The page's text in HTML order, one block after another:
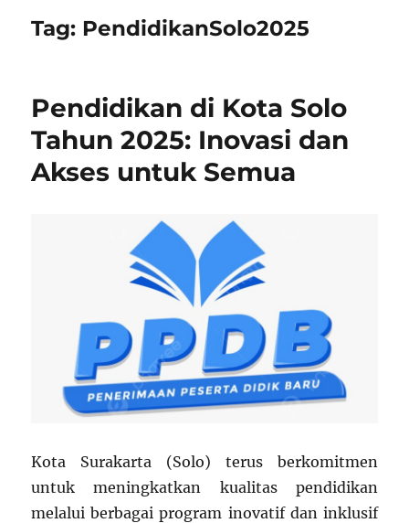
Tag: PendidikanSolo2025
Pendidikan di Kota Solo
Tahun 2025: Inovasi dan
Akses untuk Semua
Kota Surakarta (Solo) terus berkomitmen
untuk meningkatkan kualitas pendidikan
melalui berbagai program inovatif dan inklusif